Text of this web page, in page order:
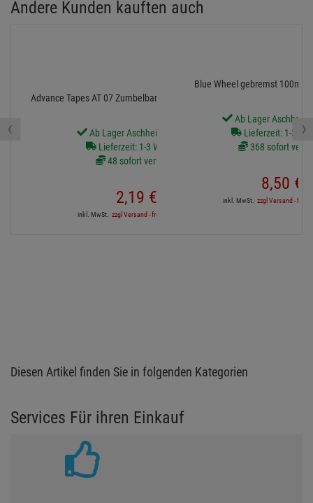
Andere Kunden kauften auch
Advance Tapes AT 07 Zumbelband 19mm/20m schwarz
Ab Lager Aschheim lieferbar
Lieferzeit: 1-3 Werktage
48 sofort verfügbar
2,19 €
inkl. MwSt. zzgl Versand - frei ab 90,-€ in DE
Blue Wheel gebremst
Ab Lager
Lieferzeit: 1-3
368 sofort
8,50 €
inkl. MwSt. zzgl Versand - frei
‹ ›
Diesen Artikel finden Sie in folgenden Kategorien
Services Für ihren Einkauf